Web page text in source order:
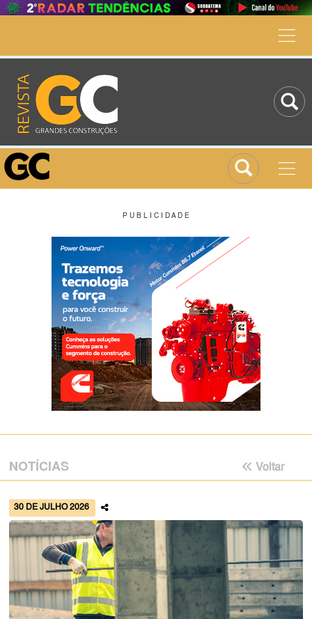
P U B L I C I D A D E
NOTÍCIAS Voltar
30 DE JULHO 2026